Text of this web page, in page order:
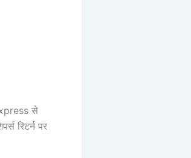
से
रिटर्न पर